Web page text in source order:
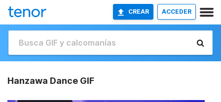
CREAR ACCEDER
Hanzawa Dance GIF